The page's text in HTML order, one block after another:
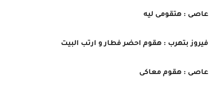
عاصى : هتقومى ليه
فيروز بتهرب : هقوم احضر فطار و ارتب البيت
عاصى : هقوم معاكى